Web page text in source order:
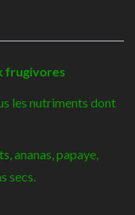
frugivores
les nutriments dont
ananas, papaye,
secs.